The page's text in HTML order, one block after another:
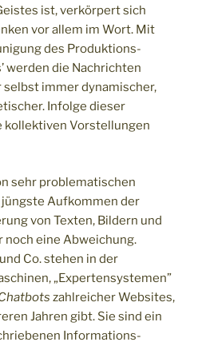
ist, verkörpert sich
vor allem im Wort. Mit
des Produktions-
werden die Nachrichten
selbst immer dynamischer,
Infolge dieser
kollektiven Vorstellungen
sehr problematischen
Aufkommen der
von Texten, Bildern und
noch eine Abweichung.
Co. stehen in der
„Expertensystemen”
zahlreicher Websites,
Jahren gibt. Sie sind ein
Informations-